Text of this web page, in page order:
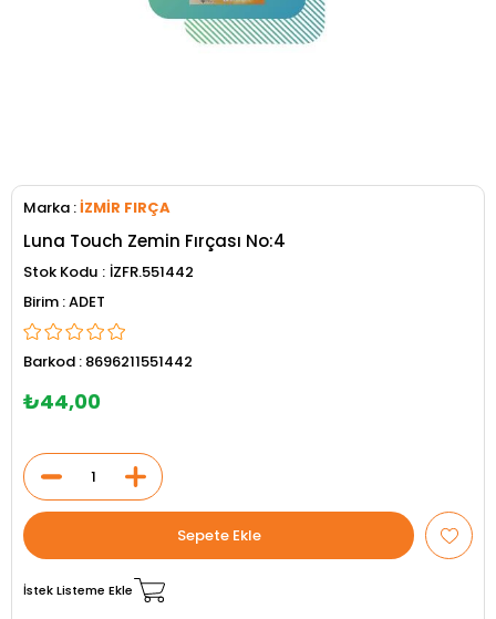
Marka :İZMİR FIRÇA
Luna Touch Zemin Fırçası No:4
Stok Kodu
İZFR.551442
ADET
Barkod : 8696211551442
₺44,00
İstek Listeme Ekle